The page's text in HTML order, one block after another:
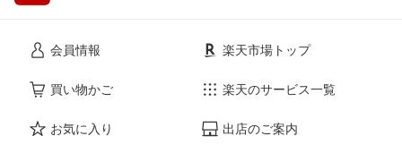
会員情報
買い物かご
お気に入り
楽天市場トップ
楽天のサービス一覧
出店のご案内